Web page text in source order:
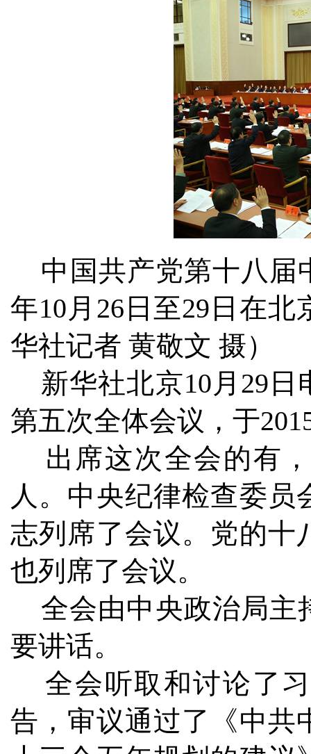
中国共产党第十八届
年10月26日至29日在
华社记者 黄敬文 摄）
新华社北京10月29
第五次全体会议，于
出席这次全会的有，
人。中央纪律检查委
志列席了会议。党的十
也列席了会议。
全会由中央政治局主
要讲话。
全会听取和讨论了
告，审议通过了《中共